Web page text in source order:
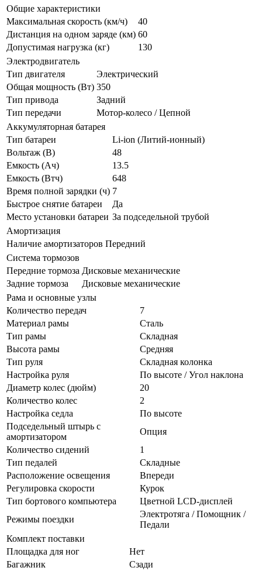
Общие характеристики
Максимальная скорость (км/ч)
40
Дистанция на одном заряде (км) 60
Допустимая нагрузка (кг)
130
Электродвигатель
Тип двигателя
Электрический
Общая мощность (Вт) 350
Тип привода
Задний
Тип передачи
Мотор-колесо / Цепной
Аккумуляторная батарея
Тип батареи
Li-ion (Литий-ионный)
Вольтаж (В)
48
Емкость (Ач)
13.5
Емкость (Втч)
648
Время полной зарядки (ч) 7
Быстрое снятие батареи
Да
Место установки батареи За подседельной трубой
Амортизация
Наличие амортизаторов Передний
Система тормозов
Передние тормоза Дисковые механические
Задние тормоза
Дисковые механические
Рама и основные узлы
Количество передач
7
Материал рамы
Сталь
Тип рамы
Складная
Высота рамы
Средняя
Тип руля
Складная колонка
Настройка руля
По высоте / Угол наклона
Диаметр колес (дюйм)
20
Количество колес
2
Настройка седла
По высоте
Подседельный штырь с
амортизатором
Опция
Количество сидений
1
Тип педалей
Складные
Расположение освещения
Впереди
Регулировка скорости
Курок
Тип бортового компьютера
Цветной LCD-дисплей
Режимы поездки
Электротяга / Помощник /
Педали
Комплект поставки
Площадка для ног
Нет
Багажник
Сзади